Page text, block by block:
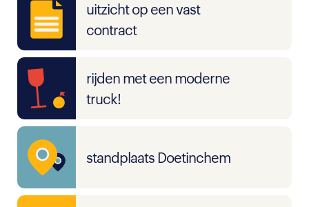
uitzicht op een vast
contract
rijden met een moderne
truck!
standplaats Doetinchem